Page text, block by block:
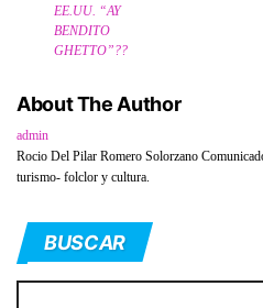
EE.UU. “AY
BENDITO
GHETTO”??
About The Author
admin
Rocio Del Pilar Romero Solorzano
turismo- folclor y cultura.
BUSCAR